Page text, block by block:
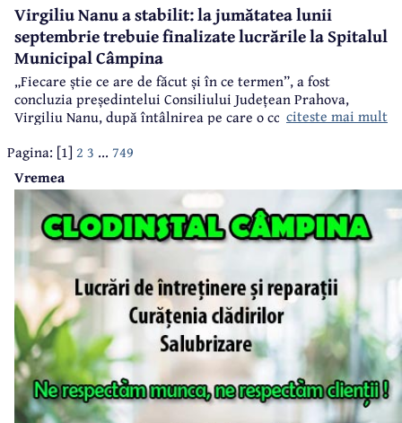
Virgiliu Nanu a stabilit: la jumătatea lunii
septembrie trebuie finalizate lucrările la Spitalul
Municipal Câmpina
„Fiecare știe ce are de făcut și în ce termen”, a fost
concluzia președintelui Consiliului Județean Prahova,
Virgiliu Nanu, după întâlnirea pe care o convocase pe tema
citeste mai mult
Pagina: [1] 2 3 ... 749
Vremea